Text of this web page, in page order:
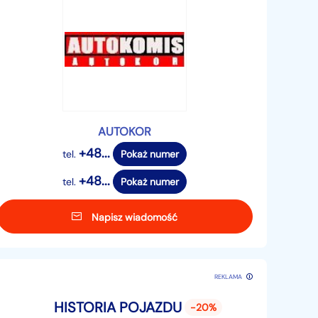
AUTOKOR
tel. +48... Pokaż numer
tel. +48... Pokaż numer
Napisz wiadomość
REKLAMA
HISTORIA POJAZDU -20%